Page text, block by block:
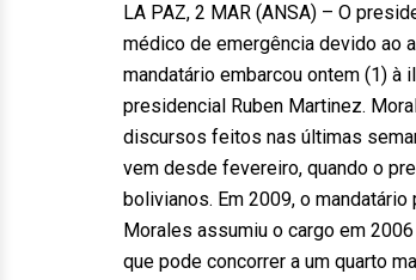
LA PAZ, 2 MAR (ANSA) – O
médico de emergência devido ao
mandatário embarcou ontem (1) à
presidencial Ruben Martinez.
discursos feitos nas últimas
vem desde fevereiro, quando o
bolivianos. Em 2009, o
Morales assumiu o cargo em
que pode concorrer a um quarto